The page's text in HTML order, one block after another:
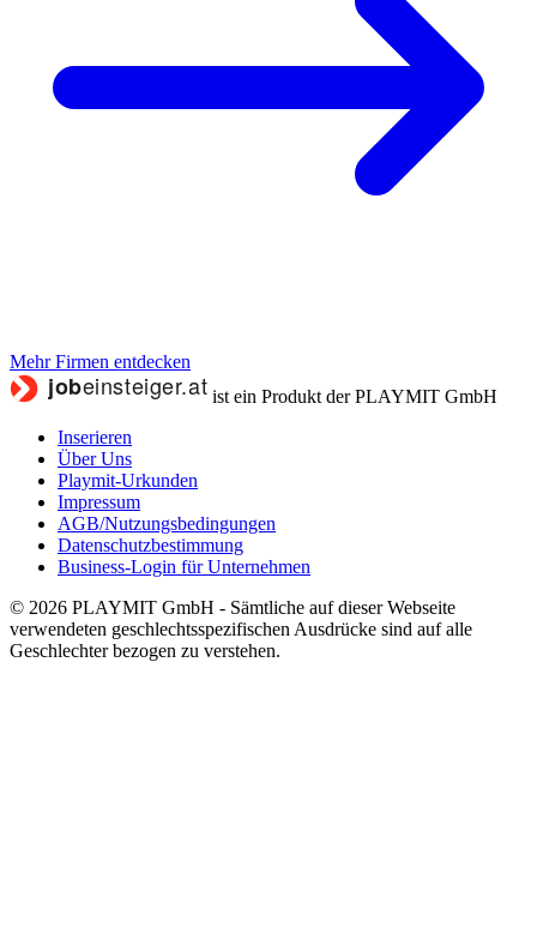
Mehr Firmen entdecken
ist ein Produkt der PLAYMIT GmbH
Inserieren
Über Uns
Playmit-Urkunden
Impressum
AGB/Nutzungsbedingungen
Datenschutzbestimmung
Business-Login für Unternehmen
© 2026 PLAYMIT GmbH - Sämtliche auf dieser Webseite
verwendeten geschlechtsspezifischen Ausdrücke sind auf alle
Geschlechter bezogen zu verstehen.